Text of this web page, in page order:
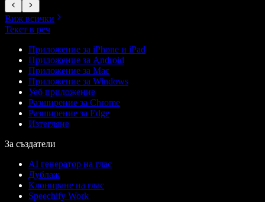
Виж всички
Текст в реч
Приложение за iPhone и iPad
Приложение за Android
Приложение за Mac
Приложение за Windows
Уеб приложение
Разширение за Chrome
Разширение за Edge
Изтегляне
За създатели
AI генератор на глас
Дублаж
Клониране на глас
Speechify Work